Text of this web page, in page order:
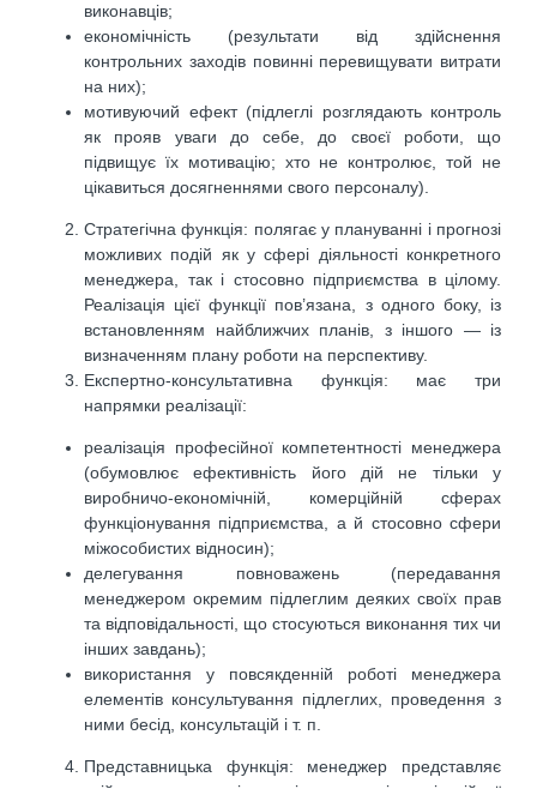
виконавців;
економічність (результати від здійснення
контрольних заходів повинні перевищувати витрати
на них);
мотивуючий ефект (підлеглі розглядають контроль
як прояв уваги до себе, до своєї роботи, що
підвищує їх мотивацію; хто не контролює, той не
цікавиться досягненнями свого персоналу).
Стратегічна функція: полягає у плануванні і прогнозі
можливих подій як у сфері діяльності конкретного
менеджера, так і стосовно підприємства в цілому.
Реалізація цієї функції пов’язана, з одного боку, із
встановленням найближчих планів, з іншого — із
визначенням плану роботи на перспективу.
Експертно-консультативна функція: має три
напрямки реалізації:
реалізація професійної компетентності менеджера
(обумовлює ефективність його дій не тільки у
виробничо-економічній, комерційній сферах
функціонування підприємства, а й стосовно сфери
міжособистих відносин);
делегування повноважень (передавання
менеджером окремим підлеглим деяких своїх прав
та відповідальності, що стосуються виконання тих чи
інших завдань);
використання у повсякденній роботі менеджера
елементів консультування підлеглих, проведення з
ними бесід, консультацій і т. п.
Представницька функція: менеджер представляє